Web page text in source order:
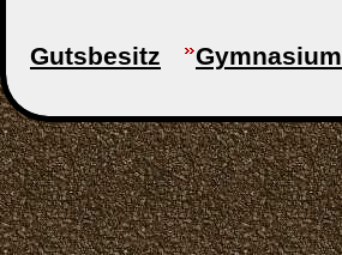
Gutsbesitz Gymnasium